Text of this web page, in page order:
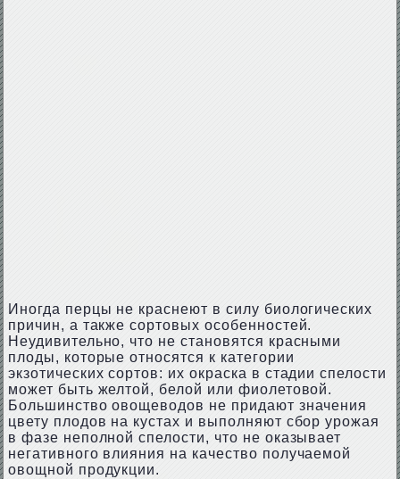
Иногда перцы не краснеют в силу биологических
причин, а также сортовых особенностей.
Неудивительно, что не становятся красными
плоды, которые относятся к категории
экзотических сортов: их окраска в стадии спелости
может быть желтой, белой или фиолетовой.
Большинство овощеводов не придают значения
цвету плодов на кустах и выполняют сбор урожая
в фазе неполной спелости, что не оказывает
негативного влияния на качество получаемой
овощной продукции.